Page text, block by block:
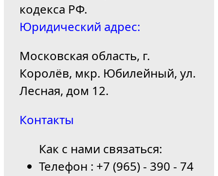
кодекса РФ.
Юридический адрес:
Московская область, г.
Королёв, мкр. Юбилейный, ул.
Лесная, дом 12.
Контакты
Как с нами связаться:
Телефон : +7 (965) - 390 - 74